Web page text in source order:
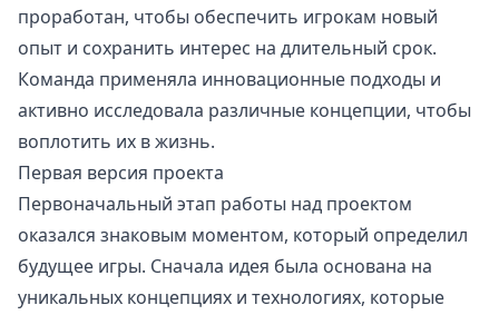
проработан, чтобы обеспечить игрокам новый
опыт и сохранить интерес на длительный срок.
Команда применяла инновационные подходы и
активно исследовала различные концепции, чтобы
воплотить их в жизнь.
Первая версия проекта
Первоначальный этап работы над проектом
оказался знаковым моментом, который определил
будущее игры. Сначала идея была основана на
уникальных концепциях и технологиях, которые